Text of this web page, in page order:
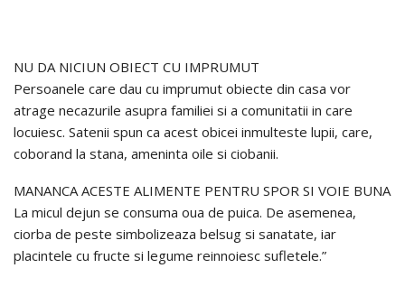
NU DA NICIUN OBIECT CU IMPRUMUT
Persoanele care dau cu imprumut obiecte din casa vor
atrage necazurile asupra familiei si a comunitatii in care
locuiesc. Satenii spun ca acest obicei inmulteste lupii, care,
coborand la stana, ameninta oile si ciobanii.
MANANCA ACESTE ALIMENTE PENTRU SPOR SI VOIE BUNA
La micul dejun se consuma oua de puica. De asemenea,
ciorba de peste simbolizeaza belsug si sanatate, iar
placintele cu fructe si legume reinnoiesc sufletele.”